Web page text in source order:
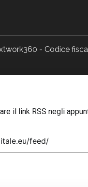
- Codice
il link RSS negli